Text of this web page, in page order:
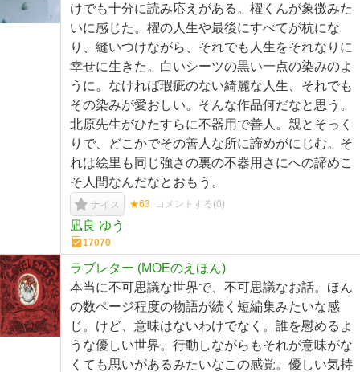
けでも十分に読み応えがある。櫂くんが象徴みた
いに感じた。櫂の人生や最後にすべてが杭にな
り、縫いつけながら、それでも人生をそれなりに
幸せに生きた。白いシーツの黒い一点の染みのよ
うに。なければ瑕疵のない綺麗な人生、それでも
その染みが愛おしい。そんな作品何だなと思う。
北原先生がひたすらに不器用で善人。親とそっく
りで、どこかでその善人な所に諦めがにじむ。そ
れは絵里も同じ強さの裏の不器用さにへの諦めこ
そ人間なんだなとおもう。
ナイス ★63 コメントする(0)
凪良 ゆう
17070
ラブレター (MOEのえほん)
本当に不可思議な世界で、不可思議なお話。ほん
の数ページ程度の物語が続く短編集みたいな感
じ。けど、意味はないわけでなく。誰を慰めるよ
うな優しい世界。行動しながらもそれが意味がな
くても思いがあるみたいなこの感覚。優しい気持